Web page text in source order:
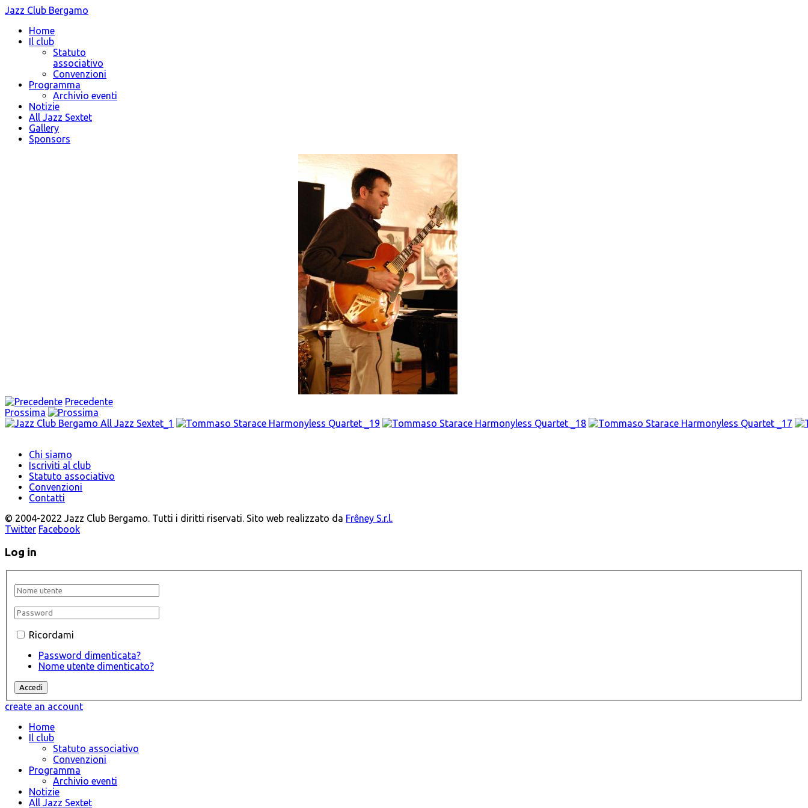
Jazz Club Bergamo
Home
Il club
Statuto
associativo
Convenzioni
Programma
Archivio eventi
Notizie
All Jazz Sextet
Gallery
Sponsors
Precedente
Prossima
Chi siamo
Iscriviti al club
Statuto associativo
Convenzioni
Contatti
© 2004-2022 Jazz Club Bergamo. Tutti i diritti riservati. Sito web realizzato da Frêney S.r.l.
Twitter Facebook
Log in
Ricordami
Password dimenticata?
Nome utente dimenticato?
create an account
Home
Il club
Statuto associativo
Convenzioni
Programma
Archivio eventi
Notizie
All Jazz Sextet